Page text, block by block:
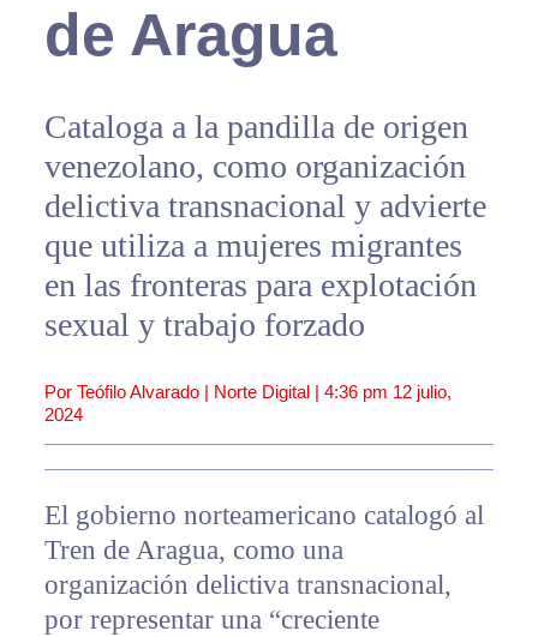
de Aragua
Cataloga a la pandilla de origen
venezolano, como organización
delictiva transnacional y advierte
que utiliza a mujeres migrantes
en las fronteras para explotación
sexual y trabajo forzado
Por Teófilo Alvarado | Norte Digital | 4:36 pm 12 julio,
2024
El gobierno norteamericano catalogó al
Tren de Aragua, como una
organización delictiva transnacional,
por representar una “creciente